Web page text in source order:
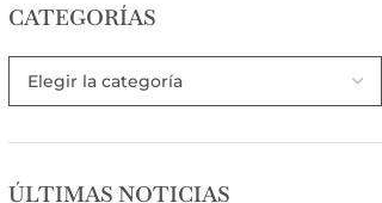
CATEGORÍAS
ÚLTIMAS NOTICIAS